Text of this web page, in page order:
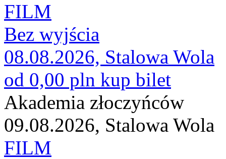
FILM
Bez wyjścia
08.08.2026, Stalowa Wola
od 0,00 pln kup bilet
Akademia złoczyńców
09.08.2026, Stalowa Wola
FILM